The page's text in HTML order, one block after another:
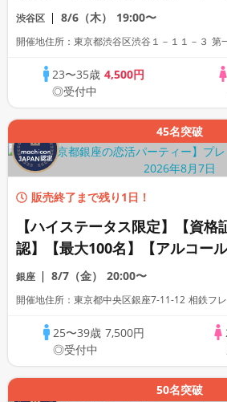
型街コン〉〈自社会場〉
渋谷区 8/6（木） 19:00〜
開催地住所：東京都渋谷区渋谷１－１１－３ 第
23〜35歳4,500円
◎受付中
45名突破
販売終了まで残り1日！
【ハイステータス限定】【資格
認】【最大100名】【アルコー
題】【累計110万人動員】プレミ
イタス
銀座 8/7（金） 20:00〜
開催地住所：東京都中央区銀座7-11-12 相鉄フ
25〜39歳 7,500円
◎受付中
50名突破